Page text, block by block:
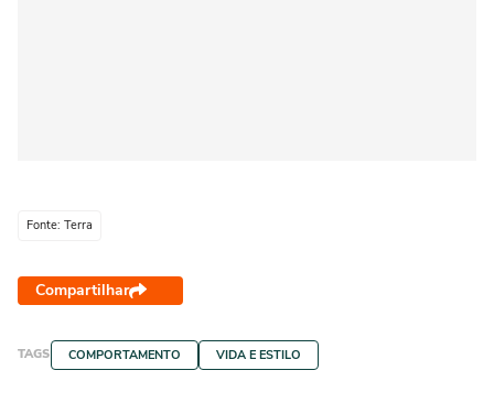
Fonte: Terra
Compartilhar
TAGS COMPORTAMENTO VIDA E ESTILO